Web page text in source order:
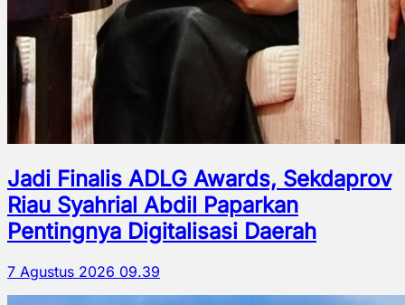
Jadi Finalis ADLG Awards, Sekdaprov
Riau Syahrial Abdil Paparkan
Pentingnya Digitalisasi Daerah
7 Agustus 2026 09.39